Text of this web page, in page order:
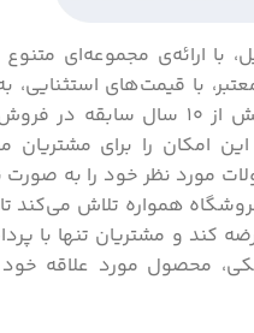
با ارائه‌ی مجموعه‌ای
با قیمت‌های استثنایی،
خدمت می‌کند. با بیش از 10 سال
امکان را برای مشتریان
مورد نظر خود را به صورت
همواره تلاش می‌کند
کند و مشتریان تنها با
محصول مورد علاقه